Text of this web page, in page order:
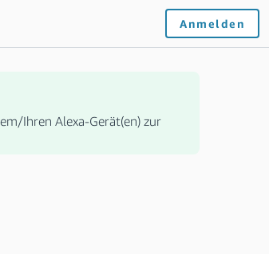
Anmelden
Ihren Alexa-Gerät(en) zur